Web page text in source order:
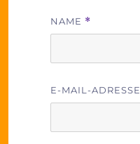
NAME *
E-MAIL-ADRESSE